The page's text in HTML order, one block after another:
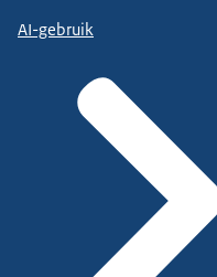
AI-gebruik